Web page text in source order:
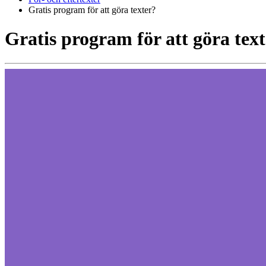
Gratis program för att göra texter?
Gratis program för att göra